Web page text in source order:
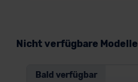
Nicht verfügbare Modelle
Bald verfügbar